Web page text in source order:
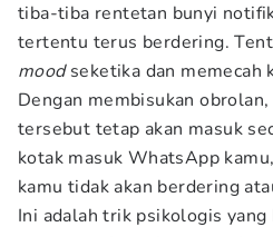
tiba-tiba rentetan bunyi
tertentu terus berdering.
moodseketika dan memecah
Dengan membisukan
tersebut tetap akan masuk
kotak masuk WhatsApp
kamu tidak akan berdering
Ini adalah trik psikologis